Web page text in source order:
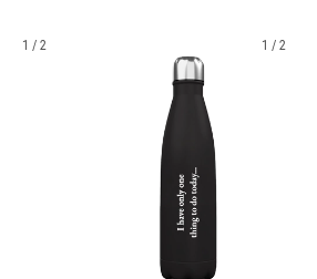
1 / 2 1 / 2